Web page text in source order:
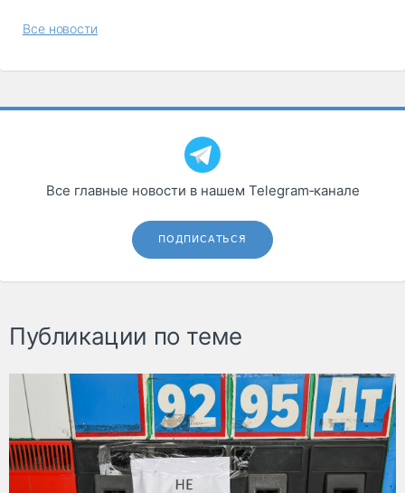
Все новости
Все главные новости в нашем Telegram‑канале
ПОДПИСАТЬСЯ
Публикации по теме